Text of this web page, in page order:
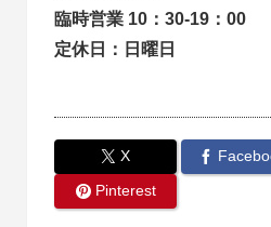
臨時営業 10：30-19：00
定休日：日曜日
X
Pinterest